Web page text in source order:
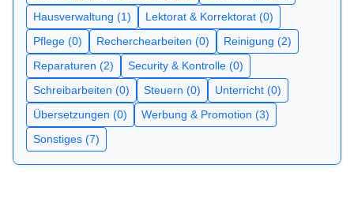
Hausverwaltung (1)
Lektorat & Korrektorat (0)
Pflege (0)
Recherchearbeiten (0)
Reinigung (2)
Reparaturen (2)
Security & Kontrolle (0)
Schreibarbeiten (0)
Steuern (0)
Unterricht (0)
Übersetzungen (0)
Werbung & Promotion (3)
Sonstiges (7)